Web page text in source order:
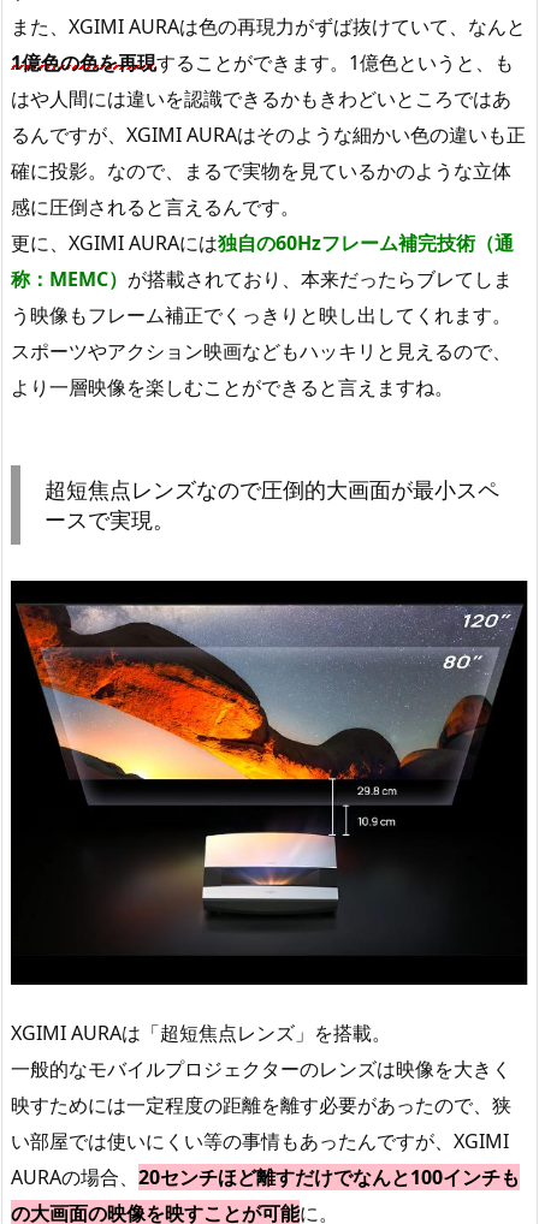
また、XGIMI AURAは色の再現力がずば抜けていて、なんと
1億色の色を再現することができます。1億色というと、も
はや人間には違いを認識できるかもきわどいところではあ
るんですが、XGIMI AURAはそのような細かい色の違いも正
確に投影。なので、まるで実物を見ているかのような立体
感に圧倒されると言えるんです。
更に、XGIMI AURAには独自の60Hzフレーム補完技術（通
称：MEMC） が搭載されており、本来だったらブレてしま
う映像もフレーム補正でくっきりと映し出してくれます。
スポーツやアクション映画などもハッキリと見えるので、
より一層映像を楽しむことができると言えますね。
超短焦点レンズなので圧倒的大画面が最小スペ
ースで実現。
XGIMI AURAは「超短焦点レンズ」を搭載。
一般的なモバイルプロジェクターのレンズは映像を大きく
映すためには一定程度の距離を離す必要があったので、狭
い部屋では使いにくい等の事情もあったんですが、XGIMI
AURAの場合、 20センチほど離すだけでなんと100インチも
の大画面の映像を映すことが可能に。